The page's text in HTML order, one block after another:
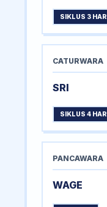
SIKLUS 3 HARI
CATURWARA
SRI
SIKLUS 4 HARI
PANCAWARA
WAGE